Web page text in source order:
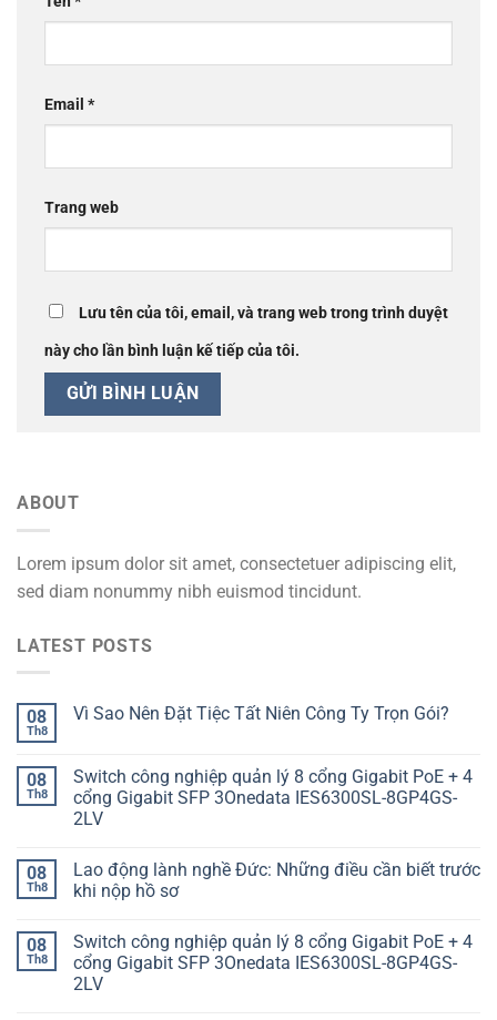
Email *
Trang web
Lưu tên của tôi, email, và trang web trong trình duyệt
này cho lần bình luận kế tiếp của tôi.
ABOUT
Lorem ipsum dolor sit amet, consectetuer adipiscing elit,
sed diam nonummy nibh euismod tincidunt.
LATEST POSTS
08
Th8
Vì Sao Nên Đặt Tiệc Tất Niên Công Ty Trọn Gói?
08
Th8
Switch công nghiệp quản lý 8 cổng Gigabit PoE + 4
cổng Gigabit SFP 3Onedata IES6300SL-8GP4GS-
2LV
08
Th8
Lao động lành nghề Đức: Những điều cần biết trước
khi nộp hồ sơ
08
Th8
Switch công nghiệp quản lý 8 cổng Gigabit PoE + 4
cổng Gigabit SFP 3Onedata IES6300SL-8GP4GS-
2LV